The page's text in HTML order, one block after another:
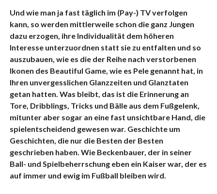
Und wie man ja fast täglich im (Pay-) TV verfolgen
kann, so werden mittlerweile schon die ganz Jungen
dazu erzogen, ihre Individualität dem höheren
Interesse unterzuordnen statt sie zu entfalten und so
auszubauen, wie es die der Reihe nach verstorbenen
Ikonen des Beautiful Game, wie es Pele genannt hat, in
Ihren unvergesslichen Glanzzeiten und Glanztaten
getan hatten. Was bleibt, das ist die Erinnerung an
Tore, Dribblings, Tricks und Bälle aus dem Fußgelenk,
mitunter aber sogar an eine fast unsichtbare Hand, die
spielentscheidend gewesen war. Geschichte um
Geschichten, die nur die Besten der Besten
geschrieben haben. Wie Beckenbauer, der in seiner
Ball- und Spielbeherrschung eben ein Kaiser war, der es
auf immer und ewig im Fußball bleiben wird.